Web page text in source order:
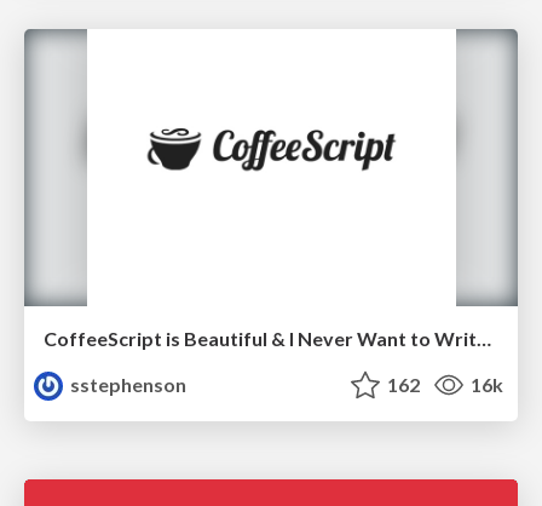
CoffeeScript is Beautiful & I Never Want to Write Plain JavaScript Again
sstephenson
162 16k